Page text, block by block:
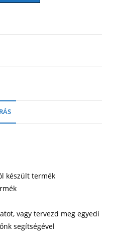
készült termék
vagy tervezd meg egyedi
segítségével